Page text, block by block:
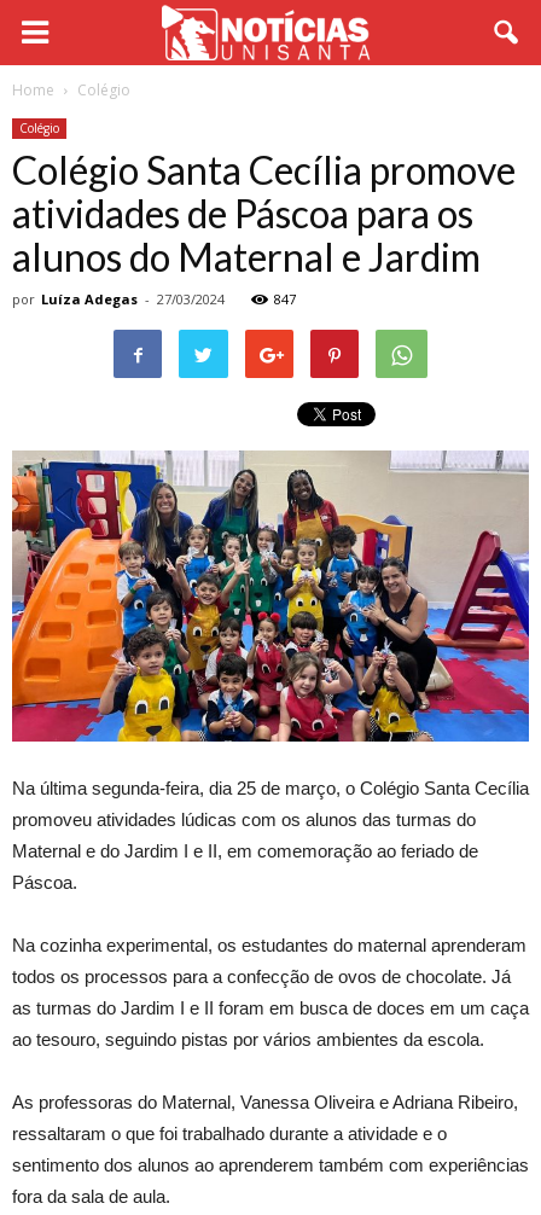
Home Colégio
Colégio
Colégio Santa Cecília promove
atividades de Páscoa para os
alunos do Maternal e Jardim
por Luíza Adegas - 27/03/2024 847
Na última segunda-feira, dia 25 de março, o Colégio Santa Cecília
promoveu atividades lúdicas com os alunos das turmas do
Maternal e do Jardim I e II, em comemoração ao feriado de
Páscoa.
Na cozinha experimental, os estudantes do maternal aprenderam
todos os processos para a confecção de ovos de chocolate. Já
as turmas do Jardim I e II foram em busca de doces em um caça
ao tesouro, seguindo pistas por vários ambientes da escola.
As professoras do Maternal, Vanessa Oliveira e Adriana Ribeiro,
ressaltaram o que foi trabalhado durante a atividade e o
sentimento dos alunos ao aprenderem também com experiências
fora da sala de aula.